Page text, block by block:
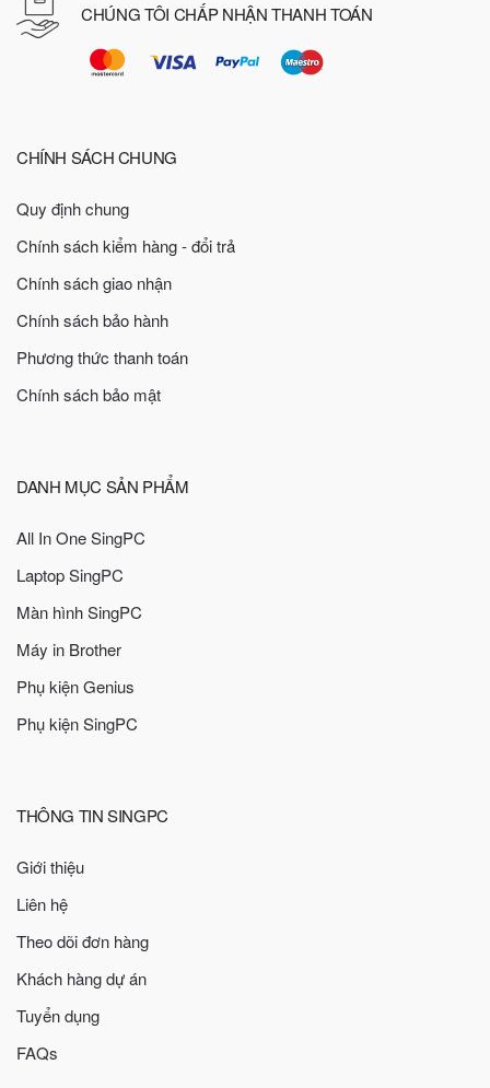
CHÚNG TÔI CHẤP NHẬN THANH TOÁN
CHÍNH SÁCH CHUNG
Quy định chung
Chính sách kiểm hàng - đổi trả
Chính sách giao nhận
Chính sách bảo hành
Phương thức thanh toán
Chính sách bảo mật
DANH MỤC SẢN PHẨM
All In One SingPC
Laptop SingPC
Màn hình SingPC
Máy in Brother
Phụ kiện Genius
Phụ kiện SingPC
THÔNG TIN SINGPC
Giới thiệu
Liên hệ
Theo dõi đơn hàng
Khách hàng dự án
Tuyển dụng
FAQs